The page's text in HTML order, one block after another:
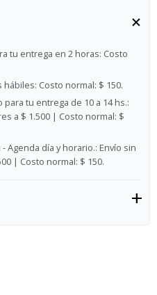
tu entrega en 2 horas: Costo
hábiles: Costo normal: $ 150.
tu entrega de 10 a 14 hs.:
a $ 1.500 | Costo normal: $
Agenda día y horario.: Envío sin
| Costo normal: $ 150.